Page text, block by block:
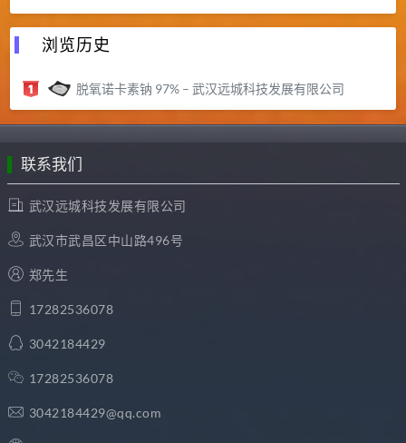
浏览历史
脱氧诺卡素钠 97% – 武汉远城科技发展有限公司
联系我们
武汉远城科技发展有限公司
武汉市武昌区中山路496号
郑先生
17282536078
3042184429
17282536078
3042184429@qq.com